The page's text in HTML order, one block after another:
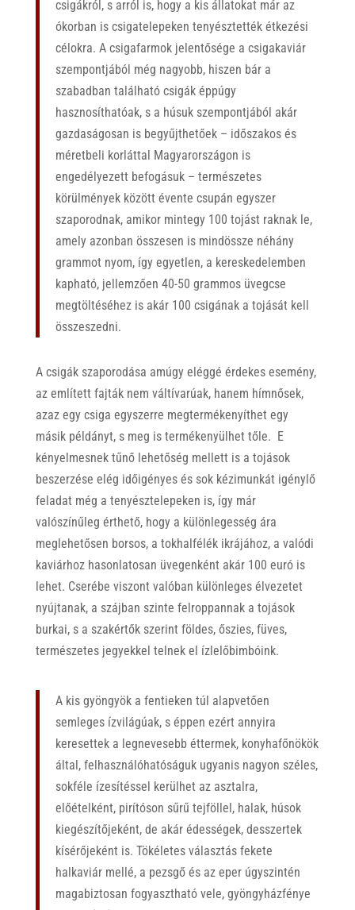
csigákról, s arról is, hogy a kis állatokat már az
ókorban is csigatelepeken tenyésztették étkezési
célokra. A csigafarmok jelentősége a csigakaviár
szempontjából még nagyobb, hiszen bár a
szabadban található csigák éppúgy
hasznosíthatóak, s a húsuk szempontjából akár
gazdaságosan is begyűjthetőek – időszakos és
méretbeli korláttal Magyarországon is
engedélyezett befogásuk – természetes
körülmények között évente csupán egyszer
szaporodnak, amikor mintegy 100 tojást raknak le,
amely azonban összesen is mindössze néhány
grammot nyom, így egyetlen, a kereskedelemben
kapható, jellemzően 40-50 grammos üvegcse
megtöltéséhez is akár 100 csigának a tojását kell
összeszedni.
A csigák szaporodása amúgy eléggé érdekes esemény,
az említett fajták nem váltívarúak, hanem hímnősek,
azaz egy csiga egyszerre megtermékenyíthet egy
másik példányt, s meg is termékenyülhet tőle. E
kényelmesnek tűnő lehetőség mellett is a tojások
beszerzése elég időigényes és sok kézimunkát igénylő
feladat még a tenyésztelepeken is, így már
valószínűleg érthető, hogy a különlegesség ára
meglehetősen borsos, a tokhalfélék ikrájához, a valódi
kaviárhoz hasonlatosan üvegenként akár 100 euró is
lehet. Cserébe viszont valóban különleges élvezetet
nyújtanak, a szájban szinte felroppannak a tojások
burkai, s a szakértők szerint földes, őszies, füves,
természetes jegyekkel telnek el ízlelőbimbóink.
A kis gyöngyök a fentieken túl alapvetően
semleges ízvilágúak, s éppen ezért annyira
keresettek a legnevesebb éttermek, konyhafőnökök
által, felhasználóhatóságuk ugyanis nagyon széles,
sokféle ízesítéssel kerülhet az asztalra,
előételként, pirítóson sűrű tejföllel, halak, húsok
kiegészítőjeként, de akár édességek, desszertek
kísérőjeként is. Tökéletes választás fekete
halkaviár mellé, a pezsgő és az eper úgyszintén
magabiztosan fogyasztható vele, gyöngyházfénye